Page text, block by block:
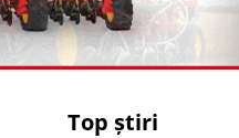
Top știri